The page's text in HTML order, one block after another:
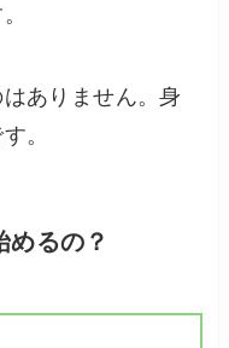
ありません。身
。
めるの？